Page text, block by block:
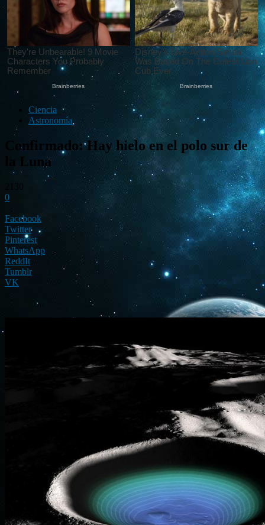
Ciencia
Astronomía
Confirmado: Hay hielo en el polo sur de
la Luna
0
Facebook
Twitter
Pinterest
WhatsApp
ReddIt
Tumblr
VK